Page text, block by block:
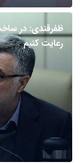
ظفرقندی: در
رعایت کنیم